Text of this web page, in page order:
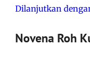
Dilanjutkan
Novena Roh